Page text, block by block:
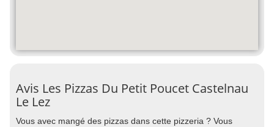
Avis Les Pizzas Du Petit Poucet Castelnau
Le Lez
Vous avec mangé des pizzas dans cette pizzeria ? Vous